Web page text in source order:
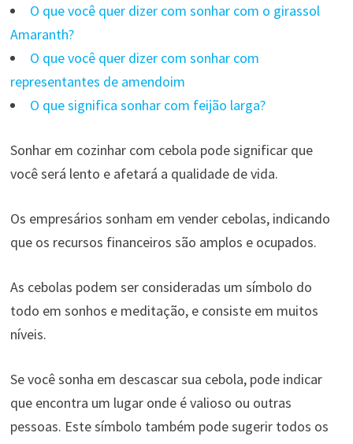
O que você quer dizer com sonhar com o girassol
Amaranth?
O que você quer dizer com sonhar com
representantes de amendoim
O que significa sonhar com feijão larga?
Sonhar em cozinhar com cebola pode significar que
você será lento e afetará a qualidade de vida.
Os empresários sonham em vender cebolas, indicando
que os recursos financeiros são amplos e ocupados.
As cebolas podem ser consideradas um símbolo do
todo em sonhos e meditação, e consiste em muitos
níveis.
Se você sonha em descascar sua cebola, pode indicar
que encontra um lugar onde é valioso ou outras
pessoas. Este símbolo também pode sugerir todos os